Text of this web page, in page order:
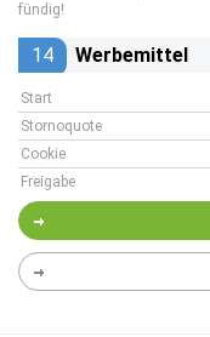
fündig!
14 Werbemittel
Start
Stornoquote
Cookie
Freigabe